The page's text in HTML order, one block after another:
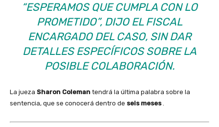
“ESPERAMOS QUE CUMPLA CON LO
PROMETIDO”, DIJO EL FISCAL
ENCARGADO DEL CASO, SIN DAR
DETALLES ESPECÍFICOS SOBRE LA
POSIBLE COLABORACIÓN.
La jueza Sharon Coleman tendrá la última palabra sobre la
sentencia, que se conocerá dentro de seis meses.